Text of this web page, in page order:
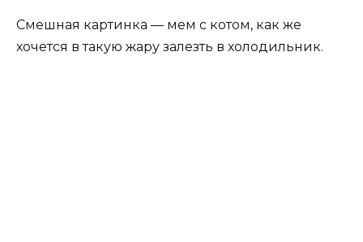
Смешная картинка — мем с котом, как же
хочется в такую жару залезть в холодильник.